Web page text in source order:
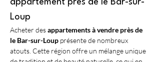
appartement près de le Bar-sur-
Loup
Acheter des appartements à vendre près de
le Bar-sur-Loup présente de nombreux
atouts. Cette région offre un mélange unique